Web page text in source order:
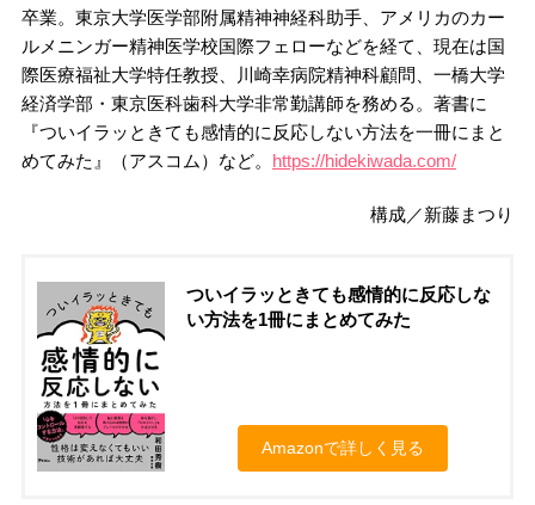
卒業。東京大学医学部附属精神神経科助手、アメリカのカー
ルメニンガー精神医学校国際フェローなどを経て、現在は国
際医療福祉大学特任教授、川崎幸病院精神科顧問、一橋大学
経済学部・東京医科歯科大学非常勤講師を務める。著書に
『ついイラッときても感情的に反応しない方法を一冊にまと
めてみた』（アスコム）など。 https://hidekiwada.com/
構成／新藤まつり
ついイラッときても感情的に反応しな
い方法を1冊にまとめてみた
Amazonで詳しく見る